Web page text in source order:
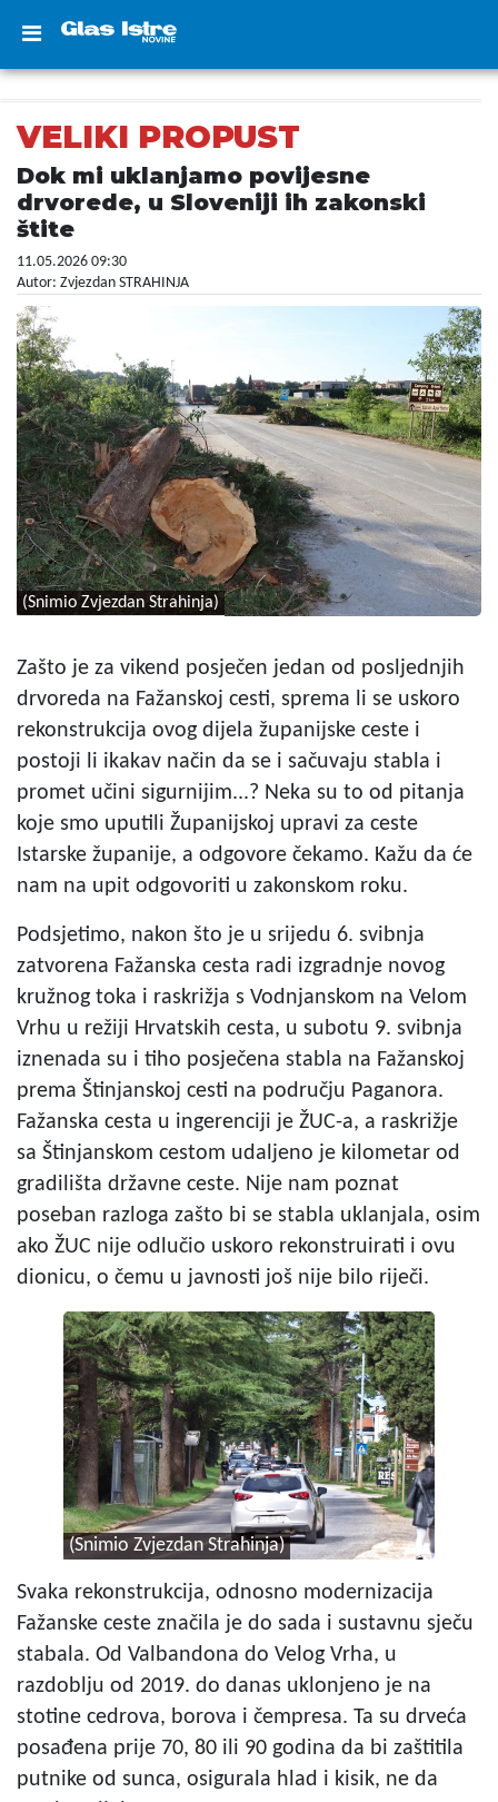
VELIKI PROPUST
Dok mi uklanjamo povijesne
drvorede, u Sloveniji ih zakonski
štite
11.05.2026 09:30
Autor: Zvjezdan STRAHINJA
(Snimio Zvjezdan Strahinja)
Zašto je za vikend posječen jedan od posljednjih
drvoreda na Fažanskoj cesti, sprema li se uskoro
rekonstrukcija ovog dijela županijske ceste i
postoji li ikakav način da se i sačuvaju stabla i
promet učini sigurnijim...? Neka su to od pitanja
koje smo uputili Županijskoj upravi za ceste
Istarske županije, a odgovore čekamo. Kažu da će
nam na upit odgovoriti u zakonskom roku.
Podsjetimo, nakon što je u srijedu 6. svibnja
zatvorena Fažanska cesta radi izgradnje novog
kružnog toka i raskrižja s Vodnjanskom na Velom
Vrhu u režiji Hrvatskih cesta, u subotu 9. svibnja
iznenada su i tiho posječena stabla na Fažanskoj
prema Štinjanskoj cesti na području Paganora.
Fažanska cesta u ingerenciji je ŽUC-a, a raskrižje
sa Štinjanskom cestom udaljeno je kilometar od
gradilišta državne ceste. Nije nam poznat
poseban razloga zašto bi se stabla uklanjala, osim
ako ŽUC nije odlučio uskoro rekonstruirati i ovu
dionicu, o čemu u javnosti još nije bilo riječi.
(Snimio Zvjezdan Strahinja)
Svaka rekonstrukcija, odnosno modernizacija
Fažanske ceste značila je do sada i sustavnu sječu
stabala. Od Valbandona do Velog Vrha, u
razdoblju od 2019. do danas uklonjeno je na
stotine cedrova, borova i čempresa. Ta su drveća
posađena prije 70, 80 ili 90 godina da bi zaštitila
putnike od sunca, osigurala hlad i kisik, ne da